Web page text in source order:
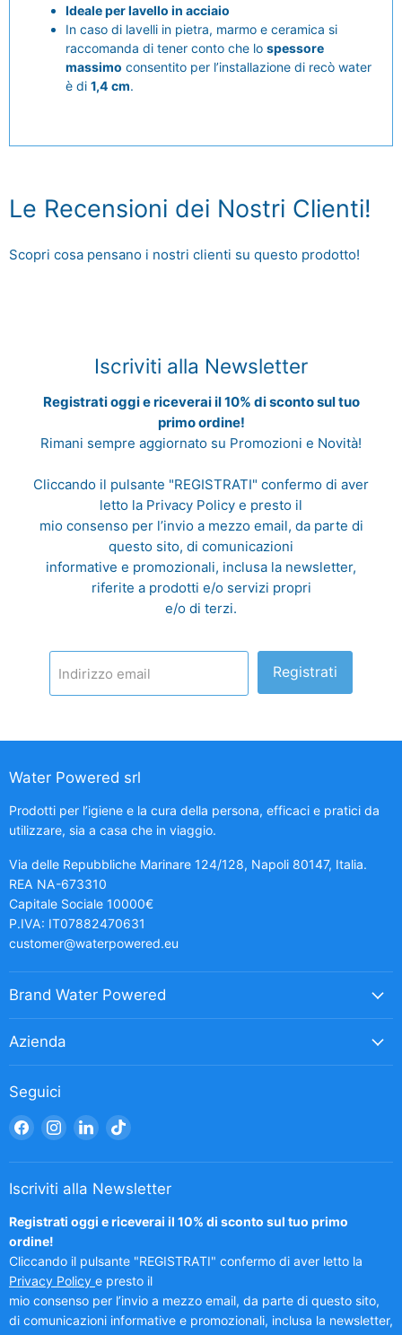
Ideale per lavello in acciaio
In caso di lavelli in pietra, marmo e ceramica si
raccomanda di tener conto che lo spessore
massimo consentito per l’installazione di recò water
è di 1,4 cm.
Le Recensioni dei Nostri Clienti!
Scopri cosa pensano i nostri clienti su questo prodotto!
Iscriviti alla Newsletter
Registrati oggi e riceverai il 10% di sconto sul tuo
primo ordine!
Rimani sempre aggiornato su Promozioni e Novità!
Cliccando il pulsante "REGISTRATI" confermo di aver
letto la Privacy Policy e presto il
mio consenso per l’invio a mezzo email, da parte di
questo sito, di comunicazioni
informative e promozionali, inclusa la newsletter,
riferite a prodotti e/o servizi propri
e/o di terzi.
Indirizzo email Registrati
Water Powered srl
Prodotti per l’igiene e la cura della persona, efficaci e pratici da
utilizzare, sia a casa che in viaggio.
Via delle Repubbliche Marinare 124/128, Napoli 80147, Italia.
REA NA-673310
Capitale Sociale 10000€
P.IVA: IT07882470631
customer@waterpowered.eu
Brand Water Powered
Azienda
Seguici
Trovaci
Facebook
Trovaci
Instagram
Trovaci
LinkedIn
Trovaci
TikTok
Iscriviti alla Newsletter
Registrati oggi e riceverai il 10% di sconto sul tuo primo
ordine!
Cliccando il pulsante "REGISTRATI" confermo di aver letto la
Privacy Policy e presto il
mio consenso per l’invio a mezzo email, da parte di questo sito,
di comunicazioni informative e promozionali, inclusa la newsletter,